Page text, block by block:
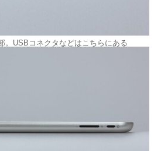
。USBコネクタなどはこちらにある